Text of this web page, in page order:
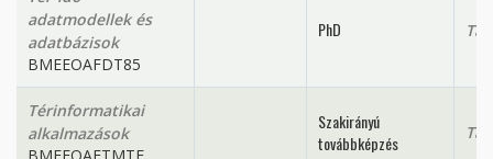
adatmodellek és
adatbázisok
BMEEOAFDT85
PhD
Térinformatikai
alkalmazások
Szakirányú
továbbképzés